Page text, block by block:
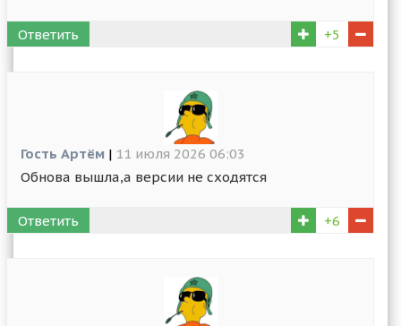
Ответить +5
Гость Артём | 11 июля 2026 06:03
Обнова вышла,а версии не сходятся
Ответить +6